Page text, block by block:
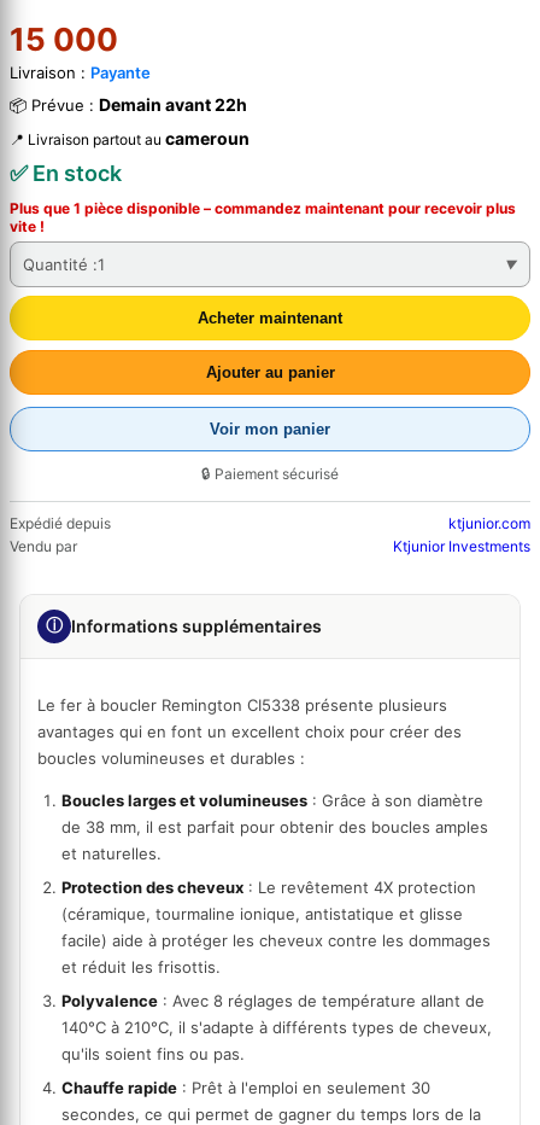
15 000
Livraison : Payante
📦 Prévue : Demain avant 22h
📍 Livraison partout au cameroun
✅ En stock
Plus que 1 pièce disponible – commandez maintenant pour recevoir plus
vite !
Quantité :1
Acheter maintenant
Ajouter au panier
Voir mon panier
🔒 Paiement sécurisé
Expédié depuis
ktjunior.com
Vendu par
Ktjunior Investments
ⓘ Informations supplémentaires
Le fer à boucler Remington CI5338 présente plusieurs
avantages qui en font un excellent choix pour créer des
boucles volumineuses et durables :
Boucles larges et volumineuses : Grâce à son diamètre
de 38 mm, il est parfait pour obtenir des boucles amples
et naturelles.
Protection des cheveux : Le revêtement 4X protection
(céramique, tourmaline ionique, antistatique et glisse
facile) aide à protéger les cheveux contre les dommages
et réduit les frisottis.
Polyvalence : Avec 8 réglages de température allant de
140°C à 210°C, il s'adapte à différents types de cheveux,
qu'ils soient fins ou pas.
Chauffe rapide : Prêt à l'emploi en seulement 30
secondes, ce qui permet de gagner du temps lors de la